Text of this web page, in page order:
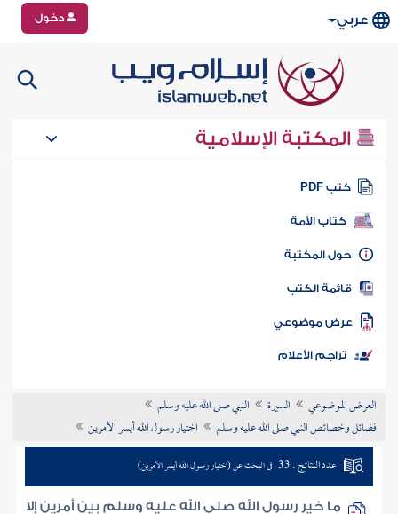
عربي دخول
المكتبة الإسلامية
كتب PDF
كتاب الأمة
المكتبة
الكتب
موضوعي
تراجم الأعلام
العرض الموضوعي السيرة
النبي صلى الله عليه وسلم
فضائل وخصائص النبي صلى الله عليه وسلم
اختيار رسول الله أيسر الأمرين
عدد النتائج : 33 في البحث عن (اختيار رسول الله أيسر الأمرين)
ما خير رسول الله صلى الله عليه وسلم بين أمرين إلا